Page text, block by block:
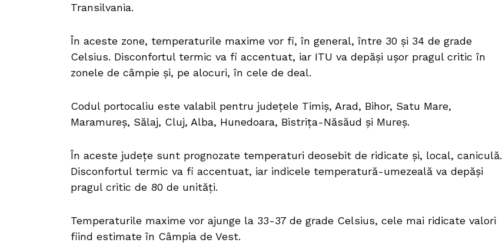
Transilvania.
În aceste zone, temperaturile maxime vor fi, în general, între 30 și 34 de grade
Celsius. Disconfortul termic va fi accentuat, iar ITU va depăși ușor pragul critic în
zonele de câmpie și, pe alocuri, în cele de deal.
Codul portocaliu este valabil pentru județele Timiș, Arad, Bihor, Satu Mare,
Maramureș, Sălaj, Cluj, Alba, Hunedoara, Bistrița-Năsăud și Mureș.
În aceste județe sunt prognozate temperaturi deosebit de ridicate și, local, caniculă.
Disconfortul termic va fi accentuat, iar indicele temperatură-umezeală va depăși
pragul critic de 80 de unități.
Temperaturile maxime vor ajunge la 33-37 de grade Celsius, cele mai ridicate valori
fiind estimate în Câmpia de Vest.